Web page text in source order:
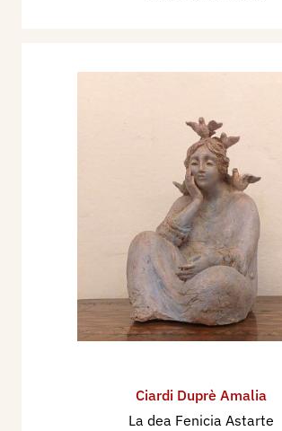
Ciardi Duprè Amalia
La dea Fenicia Astarte